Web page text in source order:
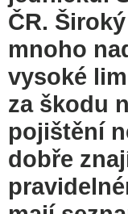
ČR.
mnoho
vysoké
za škodu
pojištění
dobře